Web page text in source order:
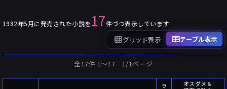
フォーマット
単行本
～
Pt
～
Pt
～
件
1982年5月に発売された小説を 17件づつ表示しています
グリッド表示 テーブル表示
全17件 1〜17 1/1ページ
ラ
オスダメ＆